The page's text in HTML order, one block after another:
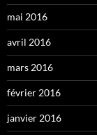
mai 2016
avril 2016
mars 2016
février 2016
janvier 2016